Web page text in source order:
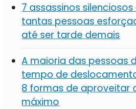
7 assassinos
tantas pessoas
até ser tarde demais
A maioria das pessoas
tempo de
8 formas de aproveitar
máximo